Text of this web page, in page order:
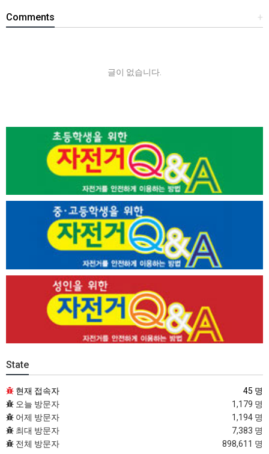
+
Comments
글이 없습니다.
State
현재 접속자
45 명
오늘 방문자
1,179 명
어제 방문자
1,194 명
최대 방문자
7,383 명
전체 방문자
898,611 명